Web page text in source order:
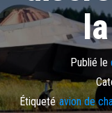
Publié le
Étiqueté avion de